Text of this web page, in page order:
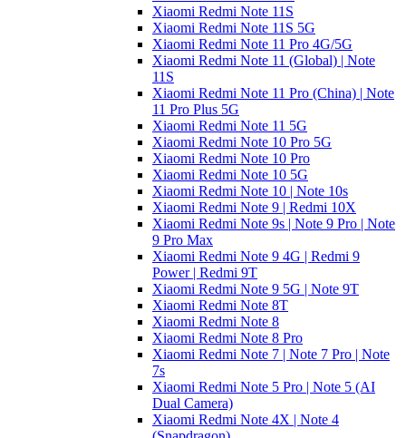
Xiaomi Redmi Note 11S
Xiaomi Redmi Note 11S 5G
Xiaomi Redmi Note 11 Pro 4G/5G
Xiaomi Redmi Note 11 (Global) | Note
11S
Xiaomi Redmi Note 11 Pro (China) | Note
11 Pro Plus 5G
Xiaomi Redmi Note 11 5G
Xiaomi Redmi Note 10 Pro 5G
Xiaomi Redmi Note 10 Pro
Xiaomi Redmi Note 10 5G
Xiaomi Redmi Note 10 | Note 10s
Xiaomi Redmi Note 9 | Redmi 10X
Xiaomi Redmi Note 9s | Note 9 Pro | Note
9 Pro Max
Xiaomi Redmi Note 9 4G | Redmi 9
Power | Redmi 9T
Xiaomi Redmi Note 9 5G | Note 9T
Xiaomi Redmi Note 8T
Xiaomi Redmi Note 8
Xiaomi Redmi Note 8 Pro
Xiaomi Redmi Note 7 | Note 7 Pro | Note
7s
Xiaomi Redmi Note 5 Pro | Note 5 (AI
Dual Camera)
Xiaomi Redmi Note 4X | Note 4